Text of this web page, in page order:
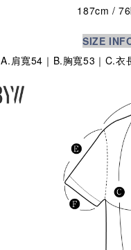
187cm /
SIZE
A.肩寬54｜B.胸寬53｜C.衣